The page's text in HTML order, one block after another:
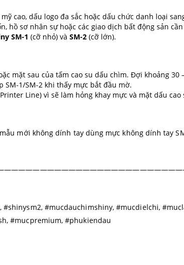
cao, dấu logo đa sắc hoặc dấu chức danh loại
hồ sơ nhân sự hoặc các giao dịch bất động sản
SM-1 (cỡ nhỏ) và SM-2 (cỡ lớn).
mặt sau của tấm cao su dấu chìm. Đợi khoảng
SM-1/SM-2 khi thấy mực bắt đầu mờ.
Line) vì sẽ làm hỏng khay mực và mặt dấu
mới không dính tay dùng mực không dính tay
#mucdauchimshiny, #mucdielchi,
#mucpremium, #phukiendau